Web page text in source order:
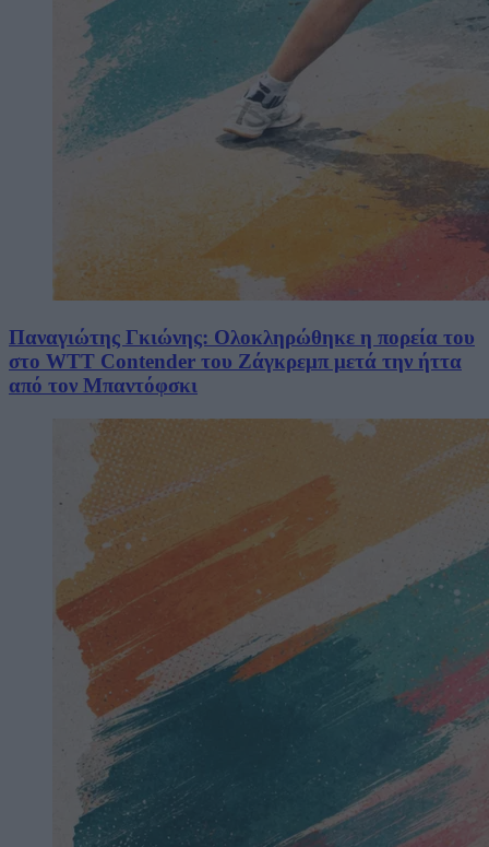
Παναγιώτης Γκιώνης: Ολοκληρώθηκε η πορεία του
στο WTT Contender του Ζάγκρεμπ μετά την ήττα
από τον Μπαντόφσκι